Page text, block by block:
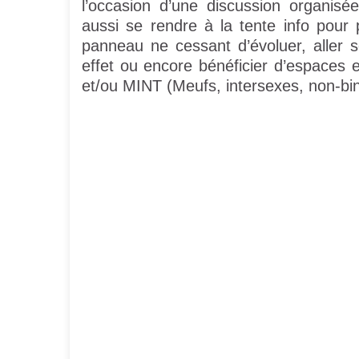
l’occasion d’une discussion
aussi se rendre à la tente info pour
panneau ne cessant d’évoluer,
effet ou encore bénéficier d’espaces
et/ou MINT (Meufs, intersexes, non-